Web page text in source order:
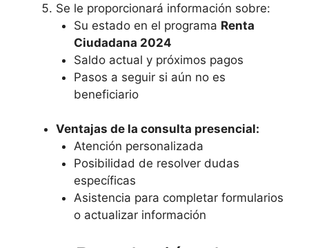
Se le proporcionará información sobre:
Su estado en el programa Renta
Ciudadana 2024
Saldo actual y próximos pagos
Pasos a seguir si aún no es
beneficiario
Ventajas de la consulta presencial:
Atención personalizada
Posibilidad de resolver dudas
específicas
Asistencia para completar formularios
o actualizar información